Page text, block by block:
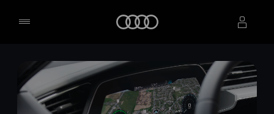
Sélectionner un concessionnaire